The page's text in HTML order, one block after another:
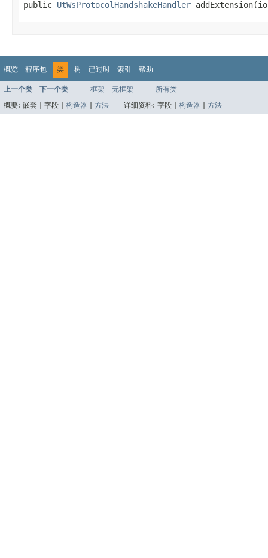
public UtWsProtocolHandshakeHandler
概览 程序包 类 树 已过时 索引 帮助
上一个类 下一个类 框架 无框架
所有类
概要: 嵌套 | 字段 | 构造器 方法 详细资料: 字段 | 构造器 方法